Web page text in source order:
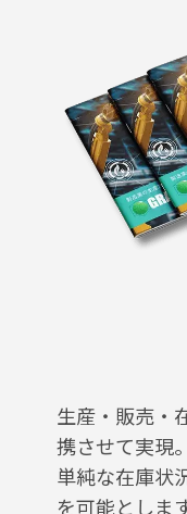
生産・販売・
携させて実現。
単純な在庫状
を可能とします